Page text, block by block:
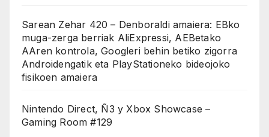
Sarean Zehar 420 – Denboraldi amaiera: EBko
muga-zerga berriak AliExpressi, AEBetako
AAren kontrola, Googleri behin betiko zigorra
Androidengatik eta PlayStationeko bideojoko
fisikoen amaiera
Nintendo Direct, Ñ3 y Xbox Showcase –
Gaming Room #129